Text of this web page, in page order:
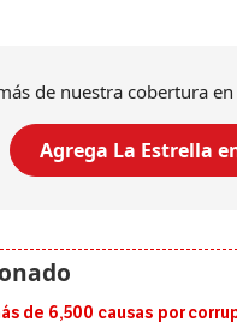
de nuestra cobertura
Agrega La Estrella
de 6,500 causas por